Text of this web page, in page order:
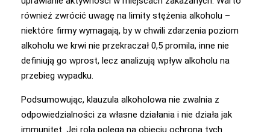
również zwrócić uwagę na limity stężenia alkoholu –
niektóre firmy wymagają, by w chwili zdarzenia poziom
alkoholu we krwi nie przekraczał 0,5 promila, inne nie
definiują go wprost, lecz analizują wpływ alkoholu na
przebieg wypadku.
Podsumowując, klauzula alkoholowa nie zwalnia z
odpowiedzialności za własne działania i nie działa jak